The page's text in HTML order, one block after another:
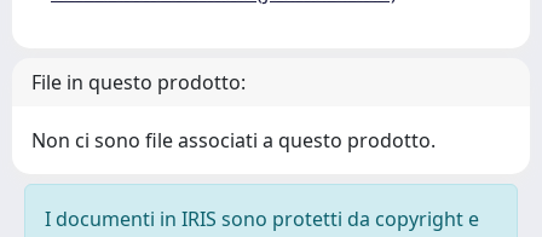
File in questo prodotto:
Non ci sono file associati a questo prodotto.
I documenti in IRIS sono protetti da copyright e